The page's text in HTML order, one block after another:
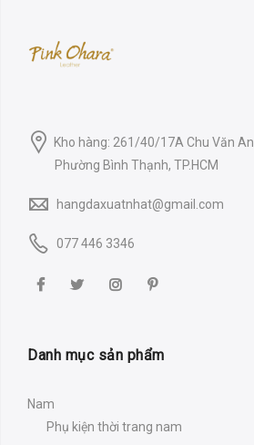
Kho hàng: 261/40/17A Chu Văn An
Phường Bình Thạnh, TP.HCM
hangdaxuatnhat@gmail.com
077 446 3346
Danh mục sản phẩm
Nam
Phụ kiện thời trang nam